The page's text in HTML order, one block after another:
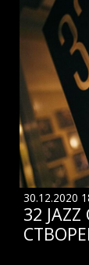
30.12.2020
32 JAZZ